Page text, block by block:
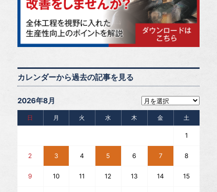
カレンダーから過去の記事を見る
2026年8月
日 月 火 水 木 金 土
1
2 3 4 5 6 7 8
9 10 11 12 13 14 15